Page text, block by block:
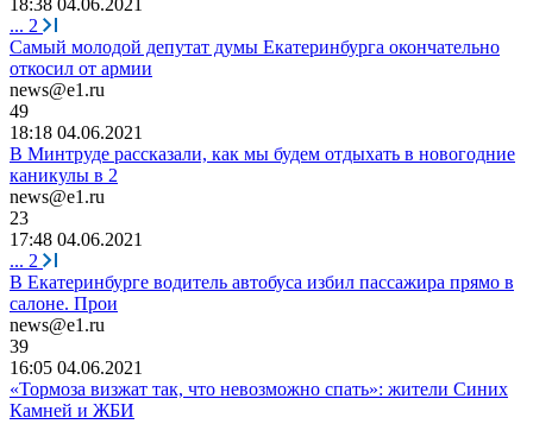
... 2
Самый молодой депутат думы Екатеринбурга окончательно
откосил от армии
news@e1.ru
49
18:18 04.06.2021
В Минтруде рассказали, как мы будем отдыхать в новогодние
каникулы в 2
news@e1.ru
23
17:48 04.06.2021
... 2
В Екатеринбурге водитель автобуса избил пассажира прямо в
салоне. Прои
news@e1.ru
39
16:05 04.06.2021
«Тормоза визжат так, что невозможно спать»: жители Синих
Камней и ЖБИ